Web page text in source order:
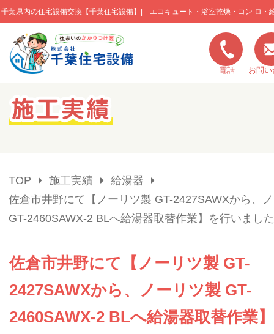
千葉県内の住宅設備交換【千葉住宅設備】| エコキュート・浴室乾燥・コン ロ・
このページの本文へ移動
電話 お問
キャンペーン一覧
会社概要
TOP 施工実績
給湯器
佐倉市井野にて【ノーリツ製 GT-2427SAWXから、
GT-2460SAWX-2 BLへ給湯器取替作業】を行いまし
佐倉市井野にて【ノーリツ製 GT-
2427SAWXから、ノーリツ製 GT-
2460SAWX-2 BLへ給湯器取替作業